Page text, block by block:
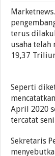
terus
usaha telah
19,37
Seperti
April 2020
tercatat
Sekretaris